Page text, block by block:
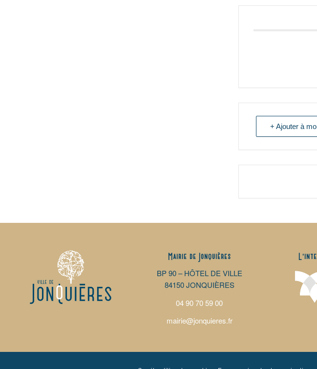
+ Ajouter à
Mairie de Jonquières
BP 90 – HÔTEL DE VILLE
84150 JONQUIÈRES
04 90 70 59 00
mairie@jonquieres.fr